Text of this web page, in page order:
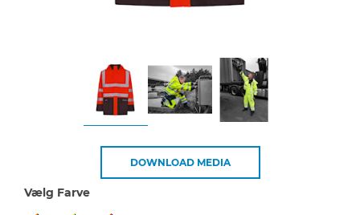
DOWNLOAD MEDIA
Vælg Farve